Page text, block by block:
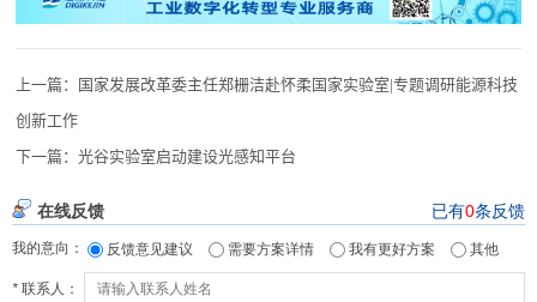
上一篇： 国家发展改革委主任郑栅洁赴怀柔国家实验室|专题调研能源科技
创新工作
下一篇：光谷实验室启动建设光感知平台